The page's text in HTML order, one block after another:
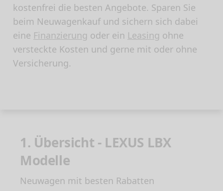
kostenfrei die besten Angebote. Sparen Sie
beim Neuwagenkauf und sichern sich dabei
eine Finanzierung oder ein Leasing ohne
versteckte Kosten und gerne mit oder ohne
Versicherung.
1. Übersicht - LEXUS LBX
Modelle
Neuwagen mit besten Rabatten